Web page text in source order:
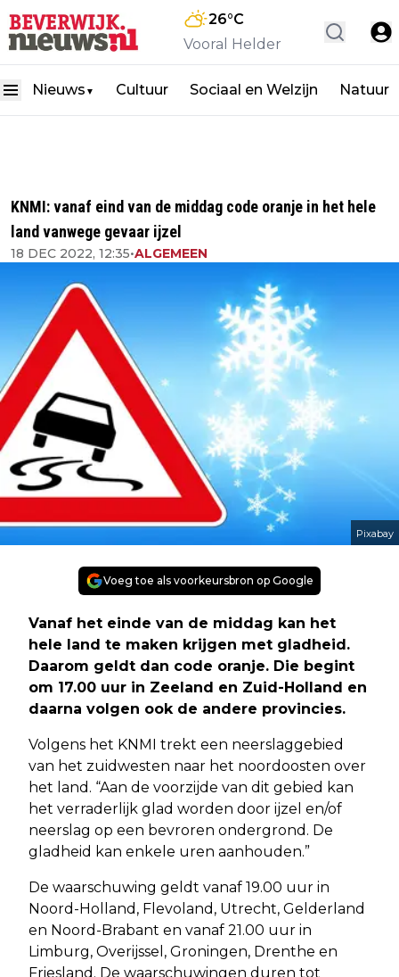
26°C
Vooral Helder
Nieuws ▼ Cultuur Sociaal en Welzijn Natuur
KNMI: vanaf eind van de middag code oranje in het hele
land vanwege gevaar ijzel
18 DEC 2022, 12:35•ALGEMEEN
Pixabay
Voeg toe als voorkeursbron op Google
Vanaf het einde van de middag kan het
hele land te maken krijgen met gladheid.
Daarom geldt dan code oranje. Die begint
om 17.00 uur in Zeeland en Zuid-Holland en
daarna volgen ook de andere provincies.
Volgens het KNMI trekt een neerslaggebied
van het zuidwesten naar het noordoosten over
het land. “Aan de voorzijde van dit gebied kan
het verraderlijk glad worden door ijzel en/of
neerslag op een bevroren ondergrond. De
gladheid kan enkele uren aanhouden.”
De waarschuwing geldt vanaf 19.00 uur in
Noord-Holland, Flevoland, Utrecht, Gelderland
en Noord-Brabant en vanaf 21.00 uur in
Limburg, Overijssel, Groningen, Drenthe en
Friesland. De waarschuwingen duren tot